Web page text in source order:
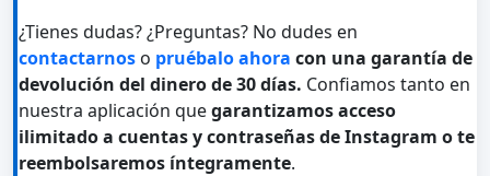
¿Tienes dudas? ¿Preguntas? No dudes en
contactarnos o pruébalo ahora con una garantía de
devolución del dinero de 30 días. Confiamos tanto en
nuestra aplicación quegarantizamos acceso
ilimitado a cuentas y contraseñas de Instagram o te
reembolsaremos íntegramente.